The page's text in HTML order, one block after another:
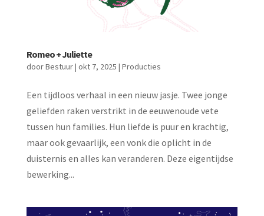
Romeo + Juliette
doorBestuur| okt 7, 2025 | Producties
Een tijdloos verhaal in een nieuw jasje. Twee jonge
geliefden raken verstrikt in de eeuwenoude vete
tussen hun families. Hun liefde is puur en krachtig,
maar ook gevaarlijk, een vonk die oplicht in de
duisternis en alles kan veranderen. Deze eigentijdse
bewerking...